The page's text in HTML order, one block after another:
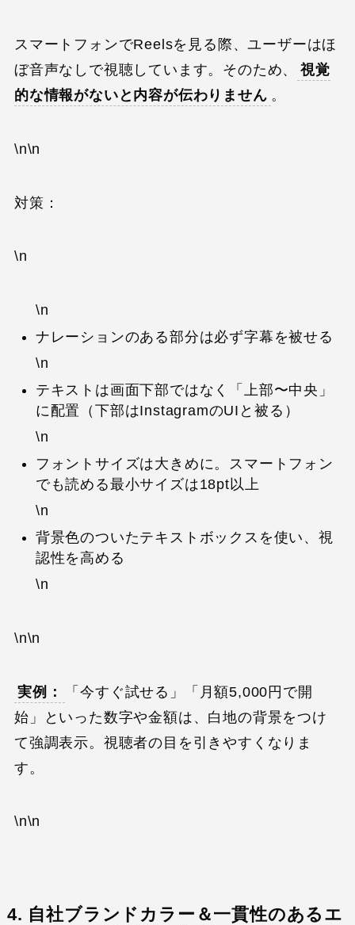
スマートフォンでReelsを見る際、ユーザーはほ
ぼ音声なしで視聴しています。そのため、
視覚
的な情報がないと内容が伝わりません 。
\n\n
対策：
\n
\n
ナレーションのある部分は必ず字幕を被せる
\n
テキストは画面下部ではなく「上部〜中央」
に配置（下部はInstagramのUIと被る）
\n
フォントサイズは大きめに。スマートフォン
でも読める最小サイズは18pt以上
\n
背景色のついたテキストボックスを使い、視
認性を高める
\n
\n\n
実例：
「今すぐ試せる」「月額5,000円で開
始」といった数字や金額は、白地の背景をつけ
て強調表示。視聴者の目を引きやすくなりま
す。
\n\n
4. 自社ブランドカラー＆一貫性のあるエ